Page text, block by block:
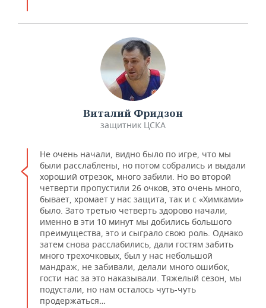
Виталий Фридзон
защитник ЦСКА
Не очень начали, видно было по игре, что мы
были расслаблены, но потом собрались и выдали
хороший отрезок, много забили. Но во второй
четверти пропустили 26 очков, это очень много,
бывает, хромает у нас защита, так и с «Химками»
было. Зато третью четверть здорово начали,
именно в эти 10 минут мы добились большого
преимущества, это и сыграло свою роль. Однако
затем снова расслабились, дали гостям забить
много трехочковых, был у нас небольшой
мандраж, не забивали, делали много ошибок,
гости нас за это наказывали. Тяжелый сезон, мы
подустали, но нам осталось чуть-чуть
продержаться…